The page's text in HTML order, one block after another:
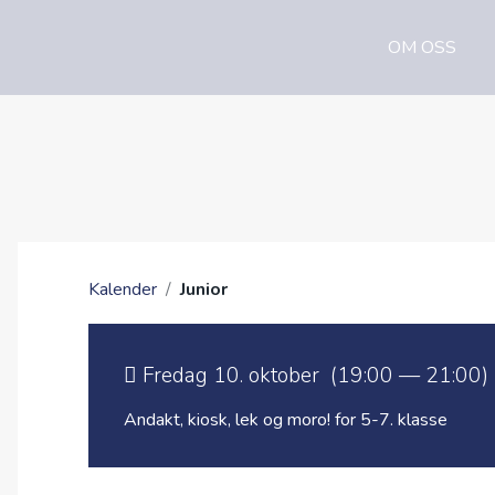
OM OSS
Kalender / Junior
Fredag 10. oktober (19:00 — 21:00)
Andakt, kiosk, lek og moro! for 5-7. klasse